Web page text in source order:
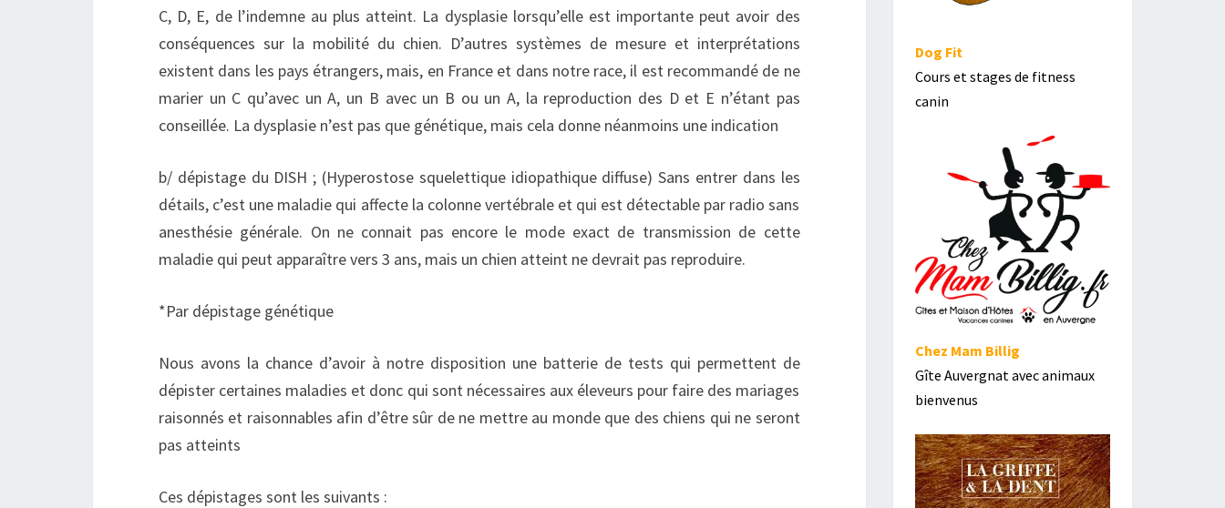
C, D, E, de l’indemne au plus atteint. La dysplasie lorsqu’elle est importante peut avoir des
conséquences sur la mobilité du chien. D’autres systèmes de mesure et interprétations
existent dans les pays étrangers, mais, en France et dans notre race, il est recommandé de ne
marier un C qu’avec un A, un B avec un B ou un A, la reproduction des D et E n’étant pas
conseillée. La dysplasie n’est pas que génétique, mais cela donne néanmoins une indication
b/ dépistage du DISH ; (Hyperostose squelettique idiopathique diffuse) Sans entrer dans les
détails, c’est une maladie qui affecte la colonne vertébrale et qui est détectable par radio sans
anesthésie générale. On ne connait pas encore le mode exact de transmission de cette
maladie qui peut apparaître vers 3 ans, mais un chien atteint ne devrait pas reproduire.
*Par dépistage génétique
Nous avons la chance d’avoir à notre disposition une batterie de tests qui permettent de
dépister certaines maladies et donc qui sont nécessaires aux éleveurs pour faire des mariages
raisonnés et raisonnables afin d’être sûr de ne mettre au monde que des chiens qui ne seront
pas atteints
Ces dépistages sont les suivants :
Dog Fit
Cours et stages de fitness
canin
Chez Mam Billig
Gîte Auvergnat avec animaux
bienvenus